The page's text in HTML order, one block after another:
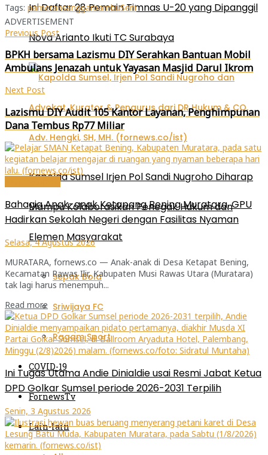
Ini Daftar 28 Pemain Timnas U-20 yang Dipanggil
Nova Arianto Ikuti TC Surabaya
Kapolda Sumsel Irjen Pol Sandi Nugroho Diharap
Mampu Kolaborasikan Penegak Hukum dan
Elemen Masyarakat
Sepak Bola
Sriwijaya FC
Ragam Sport
COVID-19
FornewsTv
Lain-lain
Facebook(Membuka
di
jendela
yang
baru)
Twitter(Membuka
di
jendela
yang
baru)
WhatsApp(Membuka
di
baru)
jendela
yang
Tags: pameransanggarbambuSeni
ADVERTISEMENT
Previous Post
BPKH bersama Lazismu DIY Serahkan Bantuan Mobil
Ambulans Jenazah untuk Yayasan Masjid Darul Ikrom
Next Post
Lazismu DIY Audit 105 Kantor Layanan, Penghimpunan
Dana Tembus Rp77 Miliar
Bahagia Anak-anak Ketapang Bening Muratara, GPU
Hadirkan Sekolah Negeri dengan Fasilitas Nyaman
Selasa, 4 Agustus 2026
MURATARA, fornews.co — Anak-anak di Desa Ketapat Bening,
Kecamatan Rawas Ilir, Kabupaten Musi Rawas Utara (Muratara)
tak lagi harus menempuh...
Read more
Ini Tugas Utama Andie Dinialdie usai Resmi Jabat Ketua
DPD Golkar Sumsel periode 2026-2031 Terpilih
Senin, 3 Agustus 2026